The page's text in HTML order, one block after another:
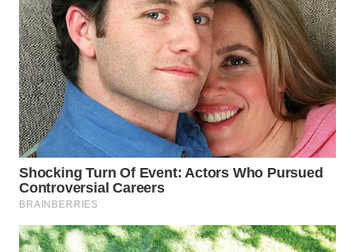
WN DELI
SERDANG
WN
TEBING
TINGGI
WN
PAKPAK
WN
KARAWANG